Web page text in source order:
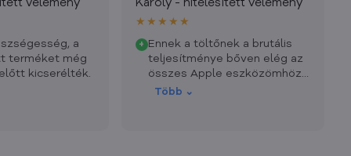
vélemény
a
terméket még
kicserélték.
Károly - hitelesített vélemény
★★★★★
+ Ennek a töltőnek a brutális
teljesítménye bőven elég az
összes Apple eszközömhöz.
Példaértékű az ügyfélkezelés
Több ⌄